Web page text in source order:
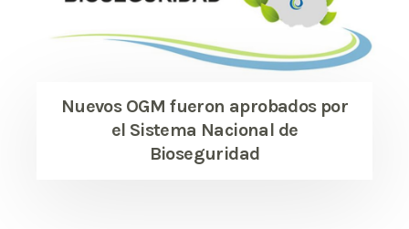
Nuevos OGM fueron aprobados por
el Sistema Nacional de
Bioseguridad